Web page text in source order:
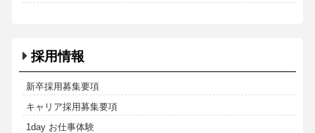
採用情報
新卒採用募集要項
キャリア採用募集要項
1day お仕事体験